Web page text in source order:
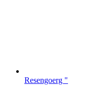
Resengoerg "